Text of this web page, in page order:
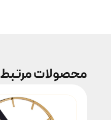
محصولات مرتبط